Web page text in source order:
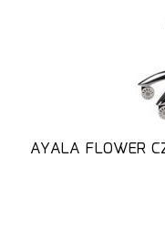
AYALA FLOWER